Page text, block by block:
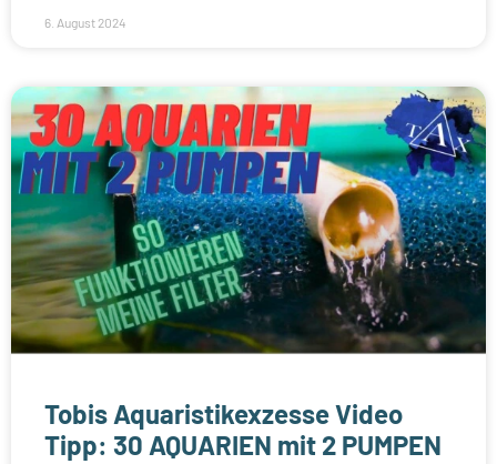
6. August 2024
Tobis Aquaristikexzesse Video
Tipp: 30 AQUARIEN mit 2 PUMPEN